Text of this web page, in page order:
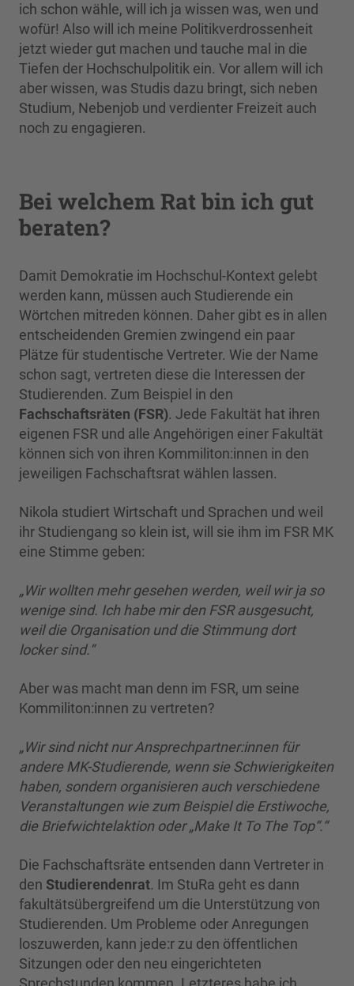
ich schon wähle, will ich ja wissen was, wen und
wofür! Also will ich meine Politikverdrossenheit
jetzt wieder gut machen und tauche mal in die
Tiefen der Hochschulpolitik ein. Vor allem will ich
aber wissen, was Studis dazu bringt, sich neben
Studium, Nebenjob und verdienter Freizeit auch
noch zu engagieren.
Bei welchem Rat bin ich gut
beraten?
Damit Demokratie im Hochschul-Kontext gelebt
werden kann, müssen auch Studierende ein
Wörtchen mitreden können. Daher gibt es in allen
entscheidenden Gremien zwingend ein paar
Plätze für studentische Vertreter. Wie der Name
schon sagt, vertreten diese die Interessen der
Studierenden. Zum Beispiel in den
Fachschaftsräten (FSR). Jede Fakultät hat ihren
eigenen FSR und alle Angehörigen einer Fakultät
können sich von ihren Kommiliton:innen in den
jeweiligen Fachschaftsrat wählen lassen.
Nikola studiert Wirtschaft und Sprachen und weil
ihr Studiengang so klein ist, will sie ihm im FSR MK
eine Stimme geben:
„Wir wollten mehr gesehen werden, weil wir ja so
wenige sind. Ich habe mir den FSR ausgesucht,
weil die Organisation und die Stimmung dort
locker sind.“
Aber was macht man denn im FSR, um seine
Kommiliton:innen zu vertreten?
„Wir sind nicht nur Ansprechpartner:innen für
andere MK-Studierende, wenn sie Schwierigkeiten
haben, sondern organisieren auch verschiedene
Veranstaltungen wie zum Beispiel die Erstiwoche,
die Briefwichtelaktion oder „Make It To The Top“.“
Die Fachschaftsräte entsenden dann Vertreter in
den Studierendenrat. Im StuRa geht es dann
fakultätsübergreifend um die Unterstützung von
Studierenden. Um Probleme oder Anregungen
loszuwerden, kann jede:r zu den öffentlichen
Sitzungen oder den neu eingerichteten